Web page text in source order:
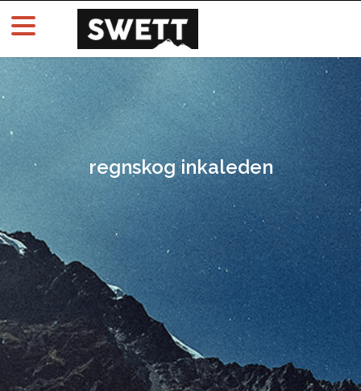
regnskog inkaleden